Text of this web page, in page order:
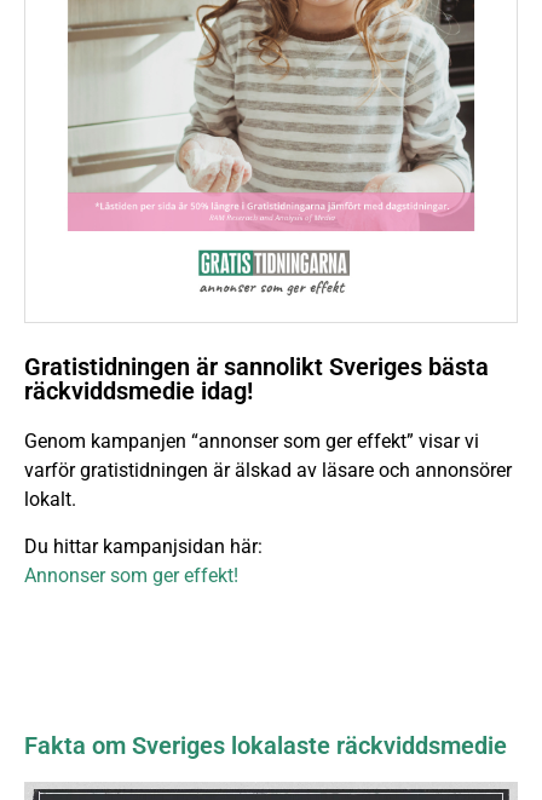
Gratistidningen är sannolikt Sveriges bästa
räckviddsmedie idag!
Genom kampanjen “annonser som ger effekt” visar vi
varför gratistidningen är älskad av läsare och annonsörer
lokalt.
Du hittar kampanjsidan här:
Annonser som ger effekt!
Fakta om Sveriges lokalaste räckviddsmedie